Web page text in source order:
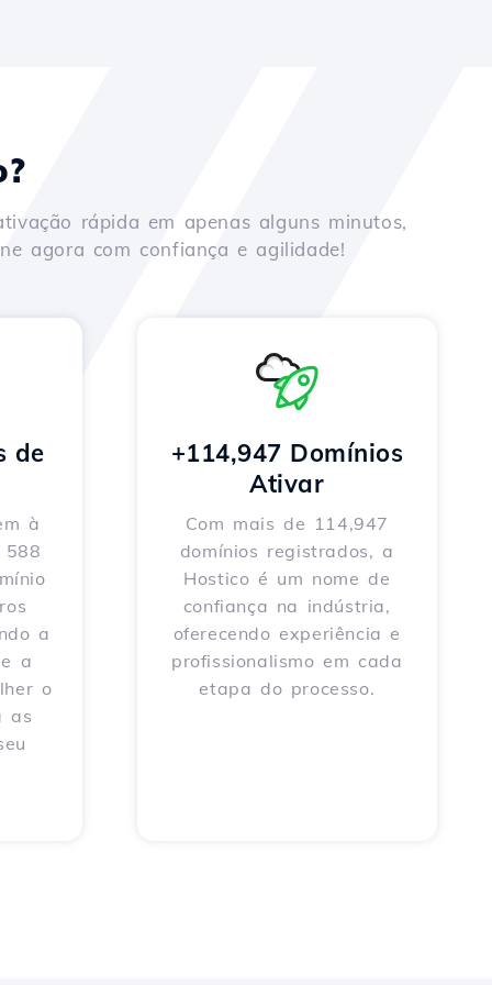
rápida em apenas alguns minutos,
agora com confiança e agilidade!
de
à
588
a
a
o
as
+114,947 Domínios
Ativar
Com mais de 114,947
domínios registrados, a
Hostico é um nome de
confiança na indústria,
oferecendo experiência e
profissionalismo em cada
etapa do processo.